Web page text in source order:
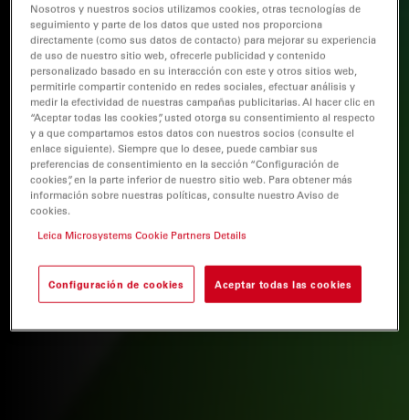
Nosotros y nuestros socios utilizamos cookies, otras tecnologías de
seguimiento y parte de los datos que usted nos proporciona
directamente (como sus datos de contacto) para mejorar su experiencia
de uso de nuestro sitio web, ofrecerle publicidad y contenido
personalizado basado en su interacción con este y otros sitios web,
permitirle compartir contenido en redes sociales, efectuar análisis y
medir la efectividad de nuestras campañas publicitarias. Al hacer clic en
“Aceptar todas las cookies”, usted otorga su consentimiento al respecto
y a que compartamos estos datos con nuestros socios (consulte el
enlace siguiente). Siempre que lo desee, puede cambiar sus
preferencias de consentimiento en la sección “Configuración de
cookies”, en la parte inferior de nuestro sitio web. Para obtener más
información sobre nuestras políticas, consulte nuestro Aviso de
cookies.
Leica Microsystems Cookie Partners Details
Configuración de cookies Aceptar todas las cookies